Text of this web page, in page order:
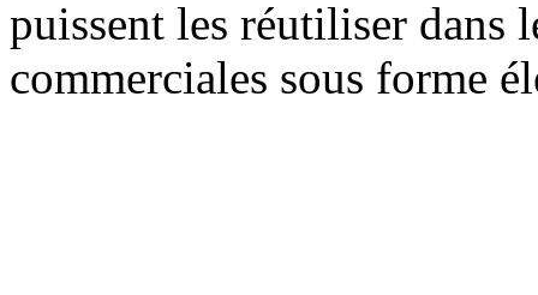
puissent les réutiliser dans
commerciales sous forme